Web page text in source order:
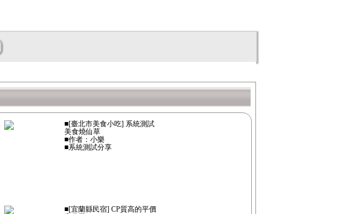
■[臺北市美食小吃] 系統測試
美食燒仙草
■作者：小樂
■系統測試分享
■[宜蘭縣民宿] CP質高的平價